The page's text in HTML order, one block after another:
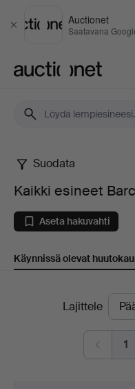
Sulje
Auctionet
Saatavana
Kaikki
esineet
Barcelona
Auctions
Suodata
Kaikki esineet
Aseta hakuvahti
Käynnissä olevat
Käynnissä
huutokaupat
Lajittele
1